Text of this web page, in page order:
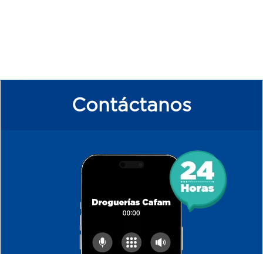
Contáctanos